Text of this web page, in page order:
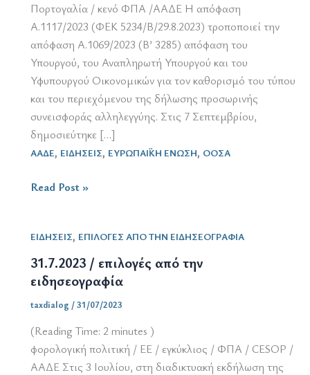
Πορτογαλία / κενό ΦΠΑ /ΑΑΔΕ Η απόφαση
Α.1117/2023 (ΦΕΚ 5234/Β/29.8.2023) τροποποιεί την
απόφαση Α.1069/2023 (Β’ 3285) απόφαση του
Υπουργού, του Αναπληρωτή Υπουργού και του
Υφυπουργού Οικονομικών για τον καθορισμό του τύπου
και του περιεχόμενου της δήλωσης προσωρινής
συνεισφοράς αλληλεγγύης. Στις 7 Σεπτεμβρίου,
δημοσιεύτηκε […]
ΑΑΔΕ, ΕΙΔΗΣΕΙΣ, ΕΥΡΩΠΑΪΚΗ ΕΝΩΣΗ, ΟΟΣΑ
31.10.2023
από
την
ειδησεογραφία
Read Post »
ΕΙΔΗΣΕΙΣ, ΕΠΙΛΟΓΕΣ ΑΠΟ ΤΗΝ ΕΙΔΗΣΕΟΓΡΑΦΙΑ
31.7.2023 / επιλογές από την
ειδησεογραφία
taxdialog /31/07/2023
(Reading Time: 2 minutes )
φορολογική πολιτική / ΕΕ / εγκύκλιος / ΦΠΑ / CESOP /
ΑΑΔΕ Στις 3 Ιουλίου, στη διαδικτυακή εκδήλωση της